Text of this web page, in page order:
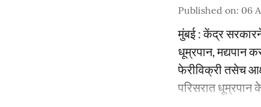
Published on: 06
मुंबई : केंद्र
धूम्रपान, मद्यपान
फेरीविक्री तसेच
परिसरात